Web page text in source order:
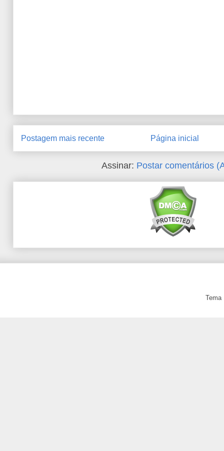
Postagem mais recente Página inicial
Assinar: Postar comentários